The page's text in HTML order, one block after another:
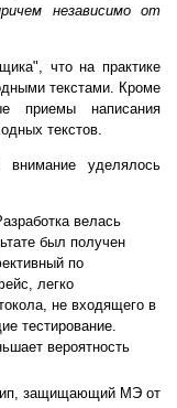
независимо от
что на практике
текстами. Кроме
приемы написания
текстов.
уделялось
велась
был получен
по
легко
не входящего в
тестирование.
вероятность
защищающий МЭ от